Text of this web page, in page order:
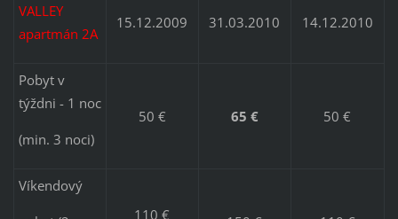
VALLEY
apartmán 2A
15.12.2009 31.03.2010 14.12.2010
Pobyt v
týždni - 1 noc
(min. 3 noci)
50 € 65 € 50 €
Víkendový
110 €